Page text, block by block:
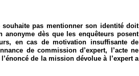
pas mentionner son identité doit
dès que les enquêteurs posent
en cas de motivation insuffisante de
de commission d’expert, l’acte ne
de la mission dévolue à l’expert a